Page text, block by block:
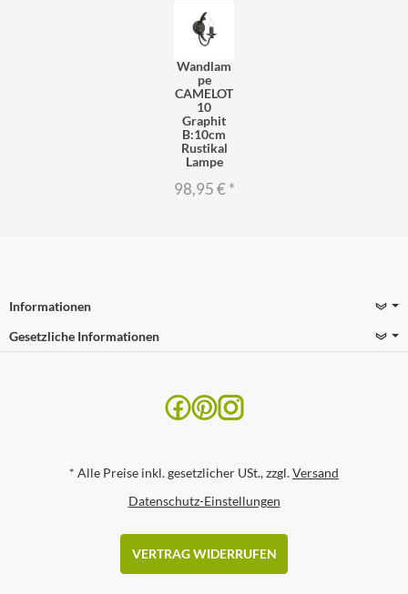
Wandlam
pe
CAMELOT
10
Graphit
B:10cm
Rustikal
Lampe
98,95 €*
Informationen
Gesetzliche Informationen
* Alle Preise inkl. gesetzlicher USt., zzgl.Versand
Datenschutz-Einstellungen
VERTRAG WIDERRUFEN